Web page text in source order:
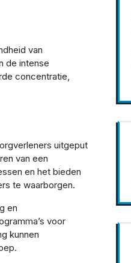
van
de intense
concentratie,
uitgeput
van een
en het bieden
te waarborgen.
en
voor
kunnen